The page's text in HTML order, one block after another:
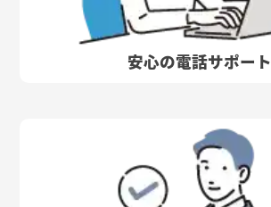
安心の電話サポート